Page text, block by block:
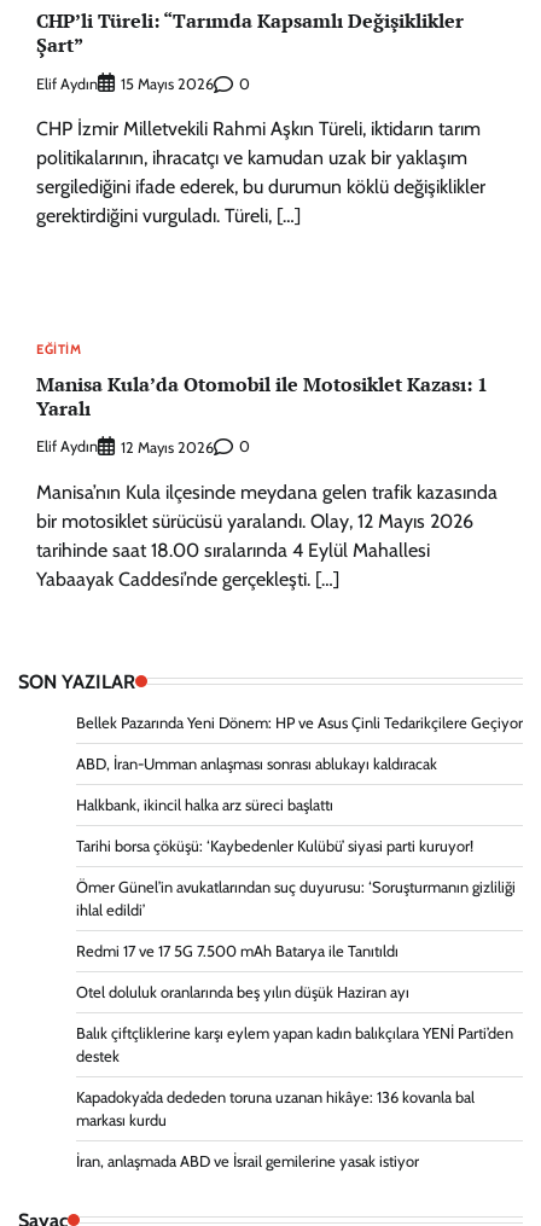
CHP’li Türeli: “Tarımda Kapsamlı Değişiklikler
Şart”
Elif Aydın 15 Mayıs 2026 0
CHP İzmir Milletvekili Rahmi Aşkın Türeli, iktidarın tarım
politikalarının, ihracatçı ve kamudan uzak bir yaklaşım
sergilediğini ifade ederek, bu durumun köklü değişiklikler
gerektirdiğini vurguladı. Türeli, […]
EĞITIM
Manisa Kula’da Otomobil ile Motosiklet Kazası: 1
Yaralı
Elif Aydın 12 Mayıs 2026 0
Manisa’nın Kula ilçesinde meydana gelen trafik kazasında
bir motosiklet sürücüsü yaralandı. Olay, 12 Mayıs 2026
tarihinde saat 18.00 sıralarında 4 Eylül Mahallesi
Yabaayak Caddesi’nde gerçekleşti. […]
SON YAZILAR
Bellek Pazarında Yeni Dönem: HP ve Asus Çinli Tedarikçilere Geçiyor
ABD, İran-Umman anlaşması sonrası ablukayı kaldıracak
Halkbank, ikincil halka arz süreci başlattı
Tarihi borsa çöküşü: ‘Kaybedenler Kulübü’ siyasi parti kuruyor!
Ömer Günel’in avukatlarından suç duyurusu: ‘Soruşturmanın gizliliği
ihlal edildi’
Redmi 17 ve 17 5G 7.500 mAh Batarya ile Tanıtıldı
Otel doluluk oranlarında beş yılın düşük Haziran ayı
Balık çiftçliklerine karşı eylem yapan kadın balıkçılara YENİ Parti’den
destek
Kapadokya’da dededen toruna uzanan hikâye: 136 kovanla bal
markası kurdu
İran, anlaşmada ABD ve İsrail gemilerine yasak istiyor
Sayaç